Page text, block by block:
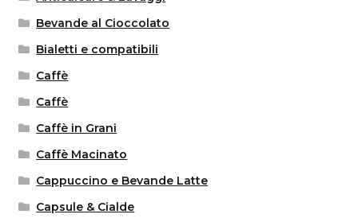
Bevande al Cioccolato
Bialetti e compatibili
Caffè
Caffè
Caffè in Grani
Caffè Macinato
Cappuccino e Bevande Latte
Capsule & Cialde